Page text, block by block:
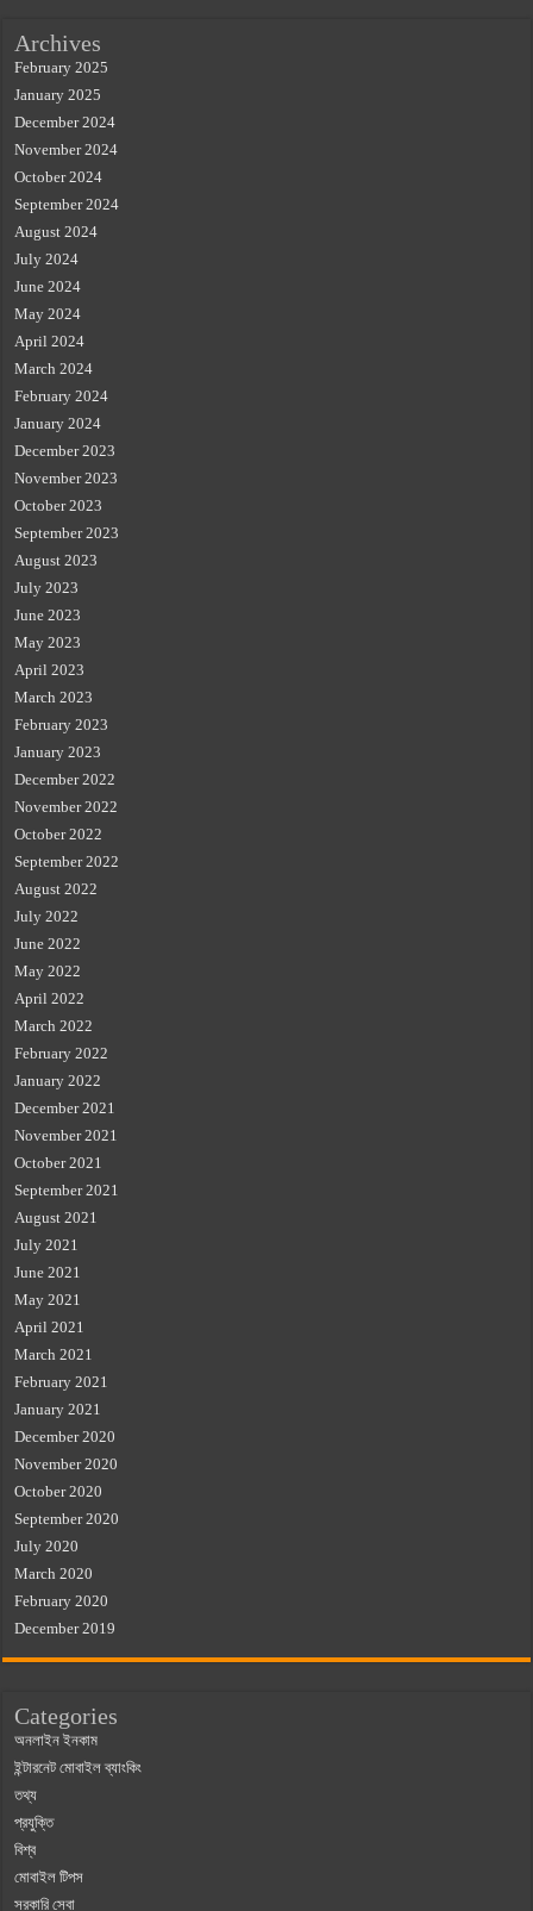
Archives
February 2025
January 2025
December 2024
November 2024
October 2024
September 2024
August 2024
July 2024
June 2024
May 2024
April 2024
March 2024
February 2024
January 2024
December 2023
November 2023
October 2023
September 2023
August 2023
July 2023
June 2023
May 2023
April 2023
March 2023
February 2023
January 2023
December 2022
November 2022
October 2022
September 2022
August 2022
July 2022
June 2022
May 2022
April 2022
March 2022
February 2022
January 2022
December 2021
November 2021
October 2021
September 2021
August 2021
July 2021
June 2021
May 2021
April 2021
March 2021
February 2021
January 2021
December 2020
November 2020
October 2020
September 2020
July 2020
March 2020
February 2020
December 2019
Categories
অনলাইন ইনকাম
ইন্টারনেট মোবাইল ব্যাংকিং
তথ্য
প্রযুক্তি
বিশ্ব
মোবাইল টিপস
সরকারি সেবা